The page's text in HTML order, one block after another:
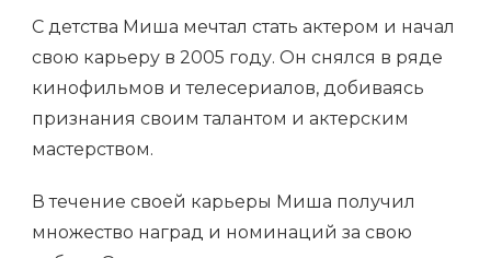
С детства Миша мечтал стать актером и начал
свою карьеру в 2005 году. Он снялся в ряде
кинофильмов и телесериалов, добиваясь
признания своим талантом и актерским
мастерством.
В течение своей карьеры Миша получил
множество наград и номинаций за свою